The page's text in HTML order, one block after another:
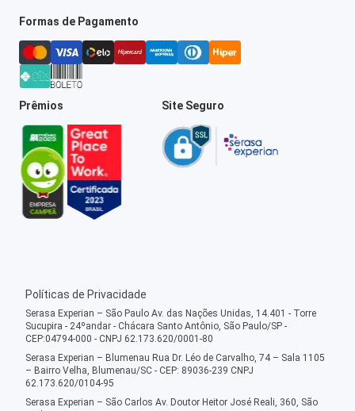
Formas de Pagamento
Prêmios Site Seguro
Políticas de Privacidade
Serasa Experian – São Paulo Av. das Nações Unidas, 14.401 - Torre
Sucupira - 24ºandar - Chácara Santo Antônio, São Paulo/SP -
CEP:04794-000 - CNPJ 62.173.620/0001-80
Serasa Experian – Blumenau Rua Dr. Léo de Carvalho, 74 – Sala 1105
– Bairro Velha, Blumenau/SC - CEP: 89036-239 CNPJ
62.173.620/0104-95
Serasa Experian – São Carlos Av. Doutor Heitor José Reali, 360, São